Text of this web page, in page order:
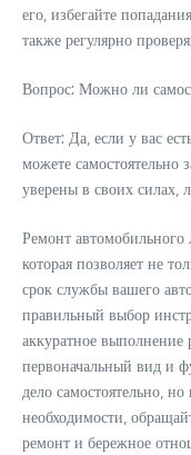
его‚ избегайте
также регулярно
Вопрос: Можно ли
Ответ: Да‚ если у вас
можете самостоятельно
уверены в своих силах‚
Ремонт автомобильного
которая позволяет не
срок службы вашего
правильный выбор
аккуратное выполнение
первоначальный вид и
дело самостоятельно‚
необходимости‚
ремонт и бережное